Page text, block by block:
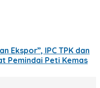
Ekspor”, IPC TPK dan
Pemindai Peti Kemas